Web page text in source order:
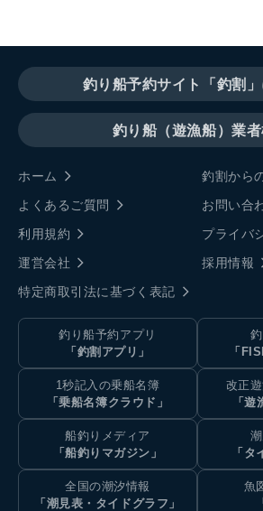
釣り船予約サイト「釣割
釣り船（遊漁船）業
ホーム
釣割から
よくあるご質問
お問い合
利用規約
プライバ
運営会社
採用情報
特定商取引法に基づく表記
釣り船予約アプリ
「釣割アプリ」
「
1秒記入の乗船名簿
「乗船名簿クラウド」
改正
「遊
船釣りメディア
「船釣りマガジン」
「タ
全国の潮汐情報
「潮見表・タイドグラフ」
魚